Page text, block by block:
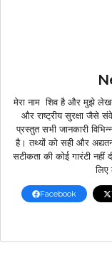
मेरा नाम शिव है और मुझे लेखन
और राष्ट्रीय सुरक्षा जैसे
प्रस्तुत सभी जानकारी
है। तथ्यों को सही और
सटीकता की कोई गारंटी नहीं
लिए
Facebook